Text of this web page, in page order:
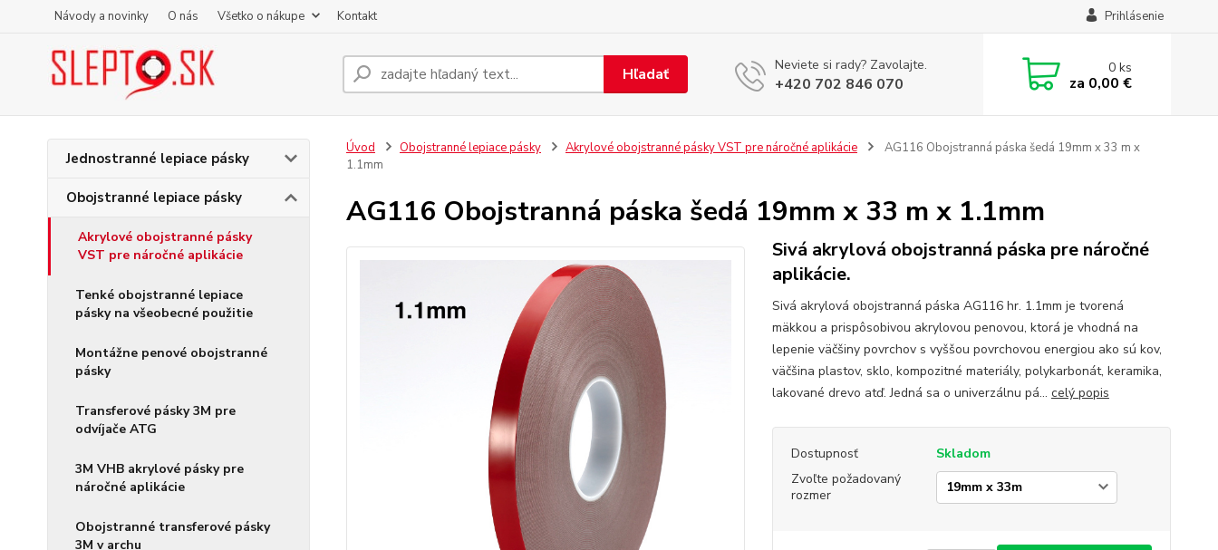
Návody a novinky O nás Všetko o nákupe Kontakt Prihlásenie
Hľadať Neviete si rady? Zavolajte.
+420 702 846 070
0ks
za 0,00 €
Jednostranné lepiace pásky
Obojstranné lepiace pásky
Akrylové obojstranné pásky
VST pre náročné aplikácie
Tenké obojstranné lepiace
pásky na všeobecné použitie
Montážne penové obojstranné
pásky
Transferové pásky 3M pre
odvíjače ATG
3M VHB akrylové pásky pre
náročné aplikácie
Obojstranné transferové pásky
3M v archu
Úvod Obojstranné lepiace pásky Akrylové obojstranné pásky VST pre náročné aplikácie
AG116 Obojstranná páska šedá 19mm x 33 m x
1.1mm
AG116 Obojstranná páska šedá 19mm x 33 m x 1.1mm
Sivá akrylová obojstranná páska pre náročné
aplikácie.
Sivá akrylová obojstranná páska AG116 hr. 1.1mm je tvorená
mäkkou a prispôsobivou akrylovou penovou, ktorá je vhodná na
lepenie väčšiny povrchov s vyššou povrchovou energiou ako sú kov,
väčšina plastov, sklo, kompozitné materiály, polykarbonát, keramika,
lakované drevo atď. Jedná sa o univerzálnu pá... celý popis
Dostupnosť
Skladom
Zvoľte požadovaný
rozmer